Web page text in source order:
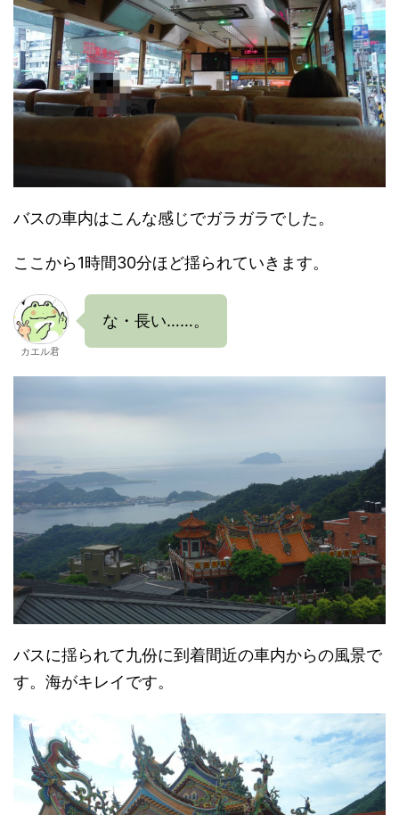
バスの車内はこんな感じでガラガラでした。
ここから1時間30分ほど揺られていきます。
カエル君
な・長い……。
バスに揺られて九份に到着間近の車内からの風景で
す。海がキレイです。